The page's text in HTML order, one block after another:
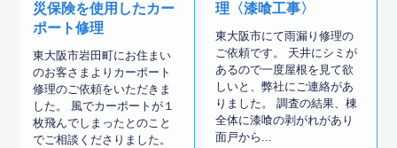
災保険を使用したカー
ポート修理
東大阪市岩田町にお住まい
のお客さまよりカーポート
修理のご依頼をいただきま
した。 風でカーポートが１
枚飛んでしまったとのこと
でご相談くださりました。
理〈漆喰工事〉
東大阪市にて雨漏り修理の
ご依頼です。 天井にシミが
あるので一度屋根を見て欲
しいと、弊社にご連絡があ
りました。 調査の結果、棟
全体に漆喰の剥がれがあり
面戸から...